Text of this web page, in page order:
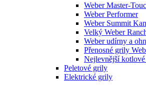
Weber Master-
Weber Performer
Weber Summit
Velký Weber
Weber udírny a
Přenosné grily
Nejlevnější
Peletové grily
Elektrické grily